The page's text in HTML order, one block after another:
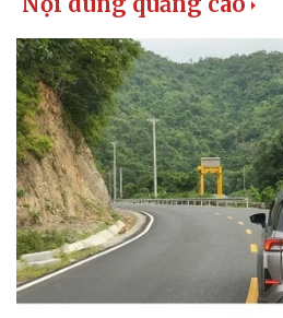
Doanh nghiệp